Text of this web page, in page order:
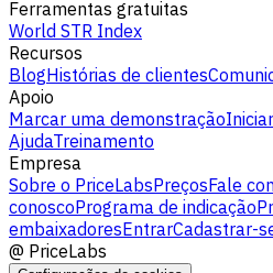
Ferramentas gratuitas
World STR Index
Recursos
BlogHistórias de clientes
Apoio
Marcar uma demonstração
AjudaTreinamento
Empresa
Sobre o PriceLabsPreçosFale
conoscoPrograma de indicação
embaixadoresEntrarCadastrar-
@ PriceLabs